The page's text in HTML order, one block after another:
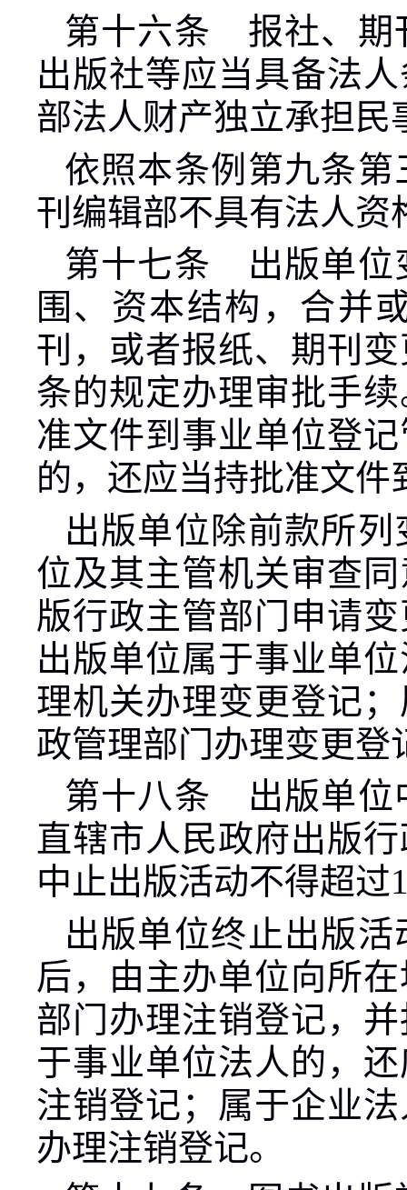
第十六条 报社、期
出版社等应当具备法
部法人财产独立承担民
依照本条例第九条
刊编辑部不具有法人资
第十七条 出版单位
围、资本结构，合并
刊，或者报纸、期刊
条的规定办理审批手
准文件到事业单位登
的，还应当持批准文
出版单位除前款所
位及其主管机关审查
版行政主管部门申请
出版单位属于事业单
理机关办理变更登记
政管理部门办理变更登
第十八条 出版单位
直辖市人民政府出版
中止出版活动不得超过
出版单位终止出版
后，由主办单位向所
部门办理注销登记，
于事业单位法人的，
注销登记；属于企业
办理注销登记。